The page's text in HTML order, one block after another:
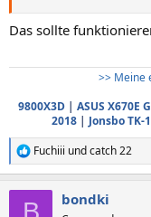
Das sollte
>> Meine
9800X3D| ASUS X670E
2018| Jonsbo TK-
R
e
Fuchiii undcatch 22
B bondki